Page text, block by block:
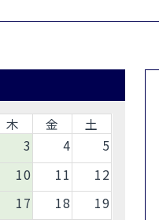
木 金
土
3 4
5
10 11
12
17 18
19